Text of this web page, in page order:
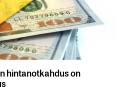
hintanotkahdus on